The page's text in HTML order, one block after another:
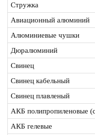
Стружка
Авиационный алюминий
Алюминиевые чушки
Дюралюминий
Свинец
Свинец кабельный
Свинец плавленый
АКБ полипропиленовые
АКБ гелевые